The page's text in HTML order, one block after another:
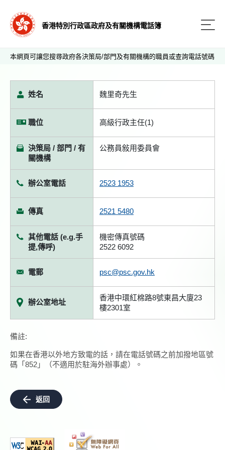
香港特別行政區政府及有關機構電話簿
本網頁可讓您搜尋政府各決策局/部門及有關機構的職員或查詢電話號碼
姓名 魏里奇先生
職位 高級行政主任(1)
決策局 / 部門 / 有
關機構
公務員敍用委員會
辦公室電話 2523 1953
傳真 2521 5480
其他電話 (e.g.手
提,傳呼)
機密傳真號碼
2522 6092
電郵 psc@psc.gov.hk
辦公室地址
香港中環紅棉路8號東昌大廈23
樓2301室
備註:
如果在香港以外地方致電的話，請在電話號碼之前加撥地區號
碼「852」（不適用於駐海外辦事處）。
返回